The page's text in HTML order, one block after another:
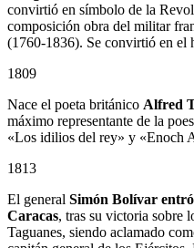
convirtió en símbolo de la
composición obra del militar
(1760-1836). Se convirtió en el
1809
Nace el poeta británico Alfred
máximo representante de la
«Los idilios del rey» y «Enoch
1813
El general Simón Bolívar
Caracas, tras su victoria sobre
Taguanes, siendo aclamado